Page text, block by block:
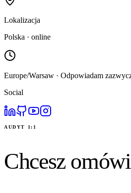
Lokalizacja
Polska · online
Europe/Warsaw · Odpowiadam
Social
AUDYT 1:1
Chcesz